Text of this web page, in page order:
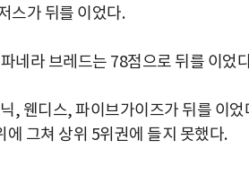
스가 뒤를 이었다.
네라 브레드는 78점으로 뒤를 이었
, 웬디스, 파이브가이즈가 뒤를 이었
그쳐 상위 5위권에 들지 못했다.
박지수 아나운서가
초보자도 반할 반전 매